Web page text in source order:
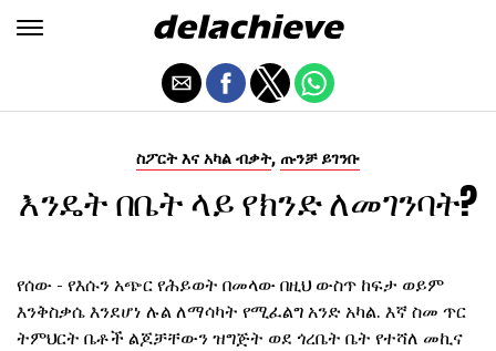
ስፖርት እና አካል ብቃት, ጡንቻ ይገንቡ
እንዴት በቤት ላይ የክንድ ለመገንባት?
የሰው - የእሱን አጭር የሕይወት በመላው በዚህ ውስጥ ከፍታ ወይም
እንቅስቃሴ እንደሆነ ሉል ለማሳካት የሚፈልግ አንድ አካል. እኛ ስመ ጥር
ትምህርት ቤቶች ልጆቻቸውን ዝግጅት ወደ ጎረቤት ቤት የተሻለ መኪና